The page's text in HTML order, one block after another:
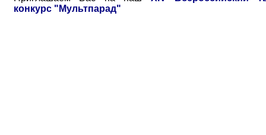
конкурс "Мультпарад"